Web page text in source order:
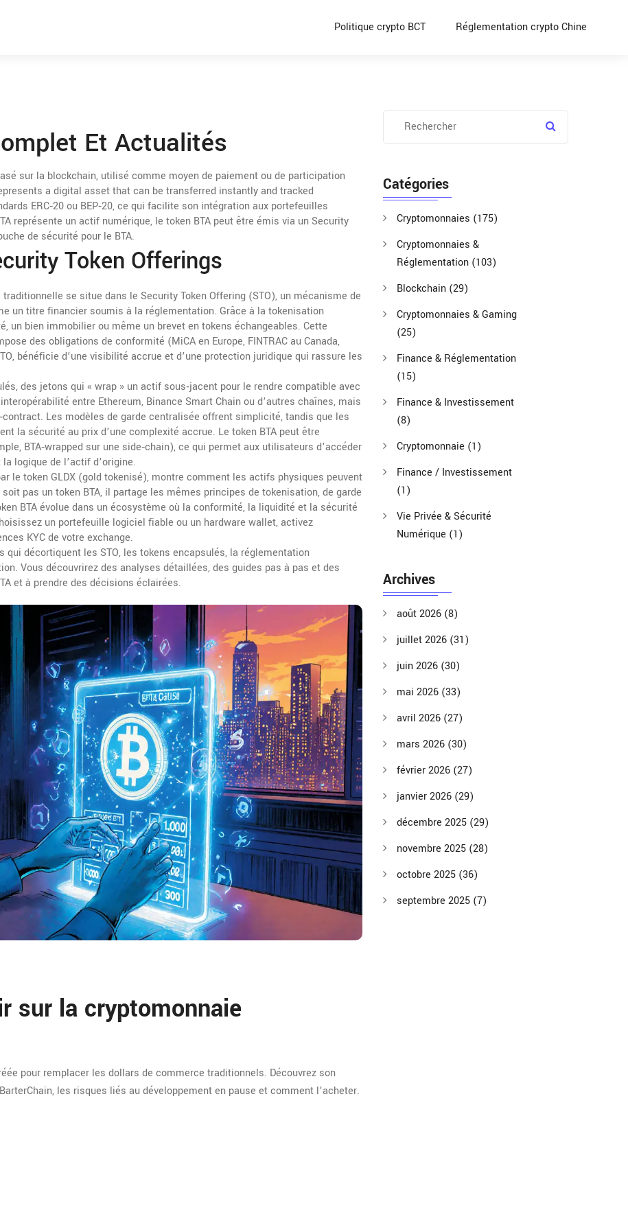
Politique crypto BCT Réglementation crypto Chine
Et Actualités
sur la blockchain, utilisé comme moyen de paiement ou de participation
a digital asset that can be transferred instantly and tracked
ERC‑20 ou BEP‑20, ce qui facilite son intégration aux portefeuilles
représente un actif numérique, le token BTA peut être émis via un Security
de sécurité pour le BTA.
Token Offerings
se situe dans le Security Token Offering (STO), un mécanisme de
un titre financier soumis à la réglementation. Grâce à la tokenisation
un bien immobilier ou même un brevet en tokens échangeables. Cette
des obligations de conformité (MiCA en Europe, FINTRAC au Canada,
bénéficie d’une visibilité accrue et d’une protection juridique qui rassure les
,des jetons qui « wrap » un actif sous‑jacent pour le rendre compatible avec
entre Ethereum, Binance Smart Chain ou d’autres chaînes, mais
Les modèles de garde centralisée offrent simplicité, tandis que les
la sécurité au prix d’une complexité accrue. Le token BTA peut être
BTA‑wrapped sur une side‑chain), ce qui permet aux utilisateurs d’accéder
logique de l’actif d’origine.
le token GLDX (gold tokenisé), montre comment les actifs physiques peuvent
pas un token BTA, il partage les mêmes principes de tokenisation, de garde
BTA évolue dans un écosystème où la conformité, la liquidité et la sécurité
un portefeuille logiciel fiable ou un hardware wallet, activez
KYC de votre exchange.
qui décortiquent les STO, les tokens encapsulés, la réglementation
Vous découvrirez des analyses détaillées, des guides pas à pas et des
et à prendre des décisions éclairées.
sur la cryptomonnaie
pour remplacer les dollars de commerce traditionnels. Découvrez son
les risques liés au développement en pause et comment l’acheter.
Catégories
Cryptomonnaies (175)
Cryptomonnaies &
Réglementation (103)
Blockchain (29)
Cryptomonnaies & Gaming
(25)
Finance & Réglementation
(15)
Finance & Investissement
(8)
Cryptomonnaie (1)
Finance / Investissement
(1)
Vie Privée & Sécurité
Numérique (1)
Archives
août 2026 (8)
juillet 2026 (31)
juin 2026 (30)
mai 2026 (33)
avril 2026 (27)
mars 2026 (30)
février 2026 (27)
janvier 2026 (29)
décembre 2025 (29)
novembre 2025 (28)
octobre 2025 (36)
septembre 2025 (7)